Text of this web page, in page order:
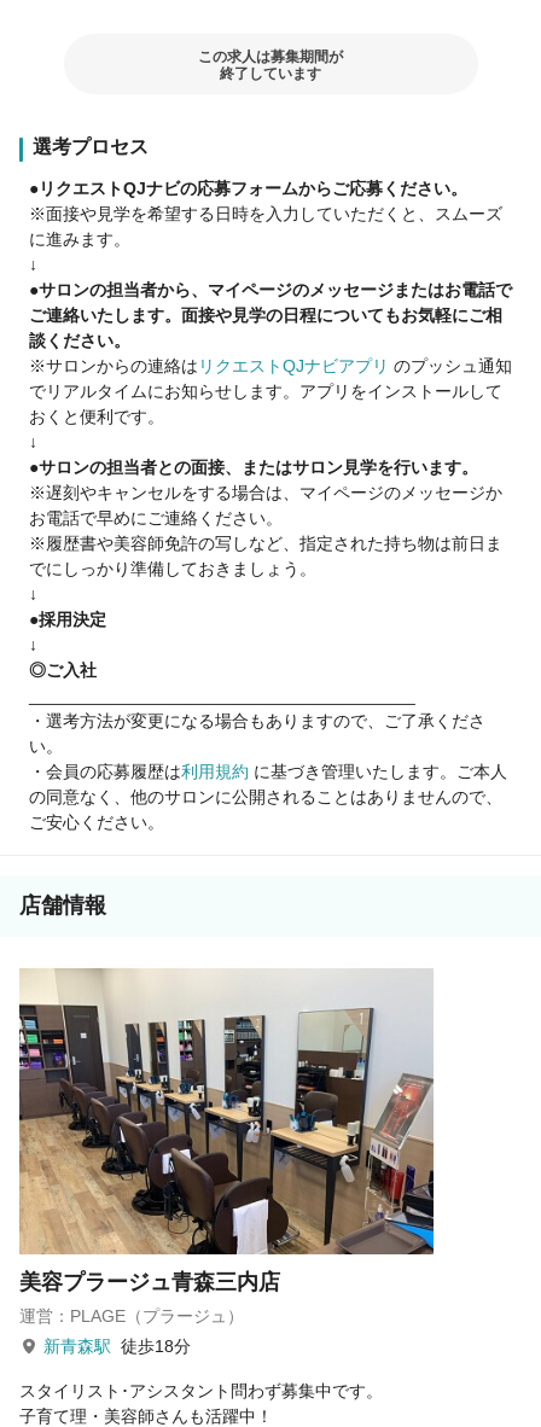
子育て中のママ美容師さんも多数活躍中！
プレッシャーなく安心。
☑ 分業制だから安心！
カット・カラー・パーマ・ブローの中から、
できる技術から始められます。
ブランクがあっても心配無用！
☑ 予約・指名制なし！
安定した入客があるので、
自然と技術もスピードも磨かれます。
☑ 全国に店舗多数！
ご家族の転勤やライフスタイルの変化にも
柔軟に対応できます。
☑ 働きやすい環境！
シフト制／残業なし／有休／健康診断など、
安心して長く続けられる制度が充実。
【こんな方にぴったり！】
⇒家庭と両立しながら美容師を続けたい方
⇒ブランクがあって復帰に不安を感じている方
⇒安定したサロンで長く働きたい方
✨あなたの“今”の不安も、
希望も面接でぜひ聞かせてください。
この求人は募集期間が
終了しています
選考プロセス
●リクエストQJナビの応募フォームからご応募ください。
※面接や見学を希望する日時を入力していただくと、スムーズ
に進みます。
↓
●サロンの担当者から、マイページのメッセージまたはお電話で
ご連絡いたします。面接や見学の日程についてもお気軽にご相
談ください。
※サロンからの連絡は リクエストQJナビアプリ のプッシュ通知
でリアルタイムにお知らせします。アプリをインストールして
おくと便利です。
↓
●サロンの担当者との面接、またはサロン見学を行います。
※遅刻やキャンセルをする場合は、マイページのメッセージか
お電話で早めにご連絡ください。
※履歴書や美容師免許の写しなど、指定された持ち物は前日ま
でにしっかり準備しておきましょう。
↓
●採用決定
↓
◎ご入社
・選考方法が変更になる場合もありますので、ご了承くださ
い。
・会員の応募履歴は利用規約 に基づき管理いたします。ご本人
の同意なく、他のサロンに公開されることはありませんので、
ご安心ください。
店舗情報
美容プラージュ青森三内店
運営：PLAGE（プラージュ）
新青森駅 徒歩18分
スタイリスト･アシスタント問わず募集中です。
子育て理・美容師さんも活躍中！